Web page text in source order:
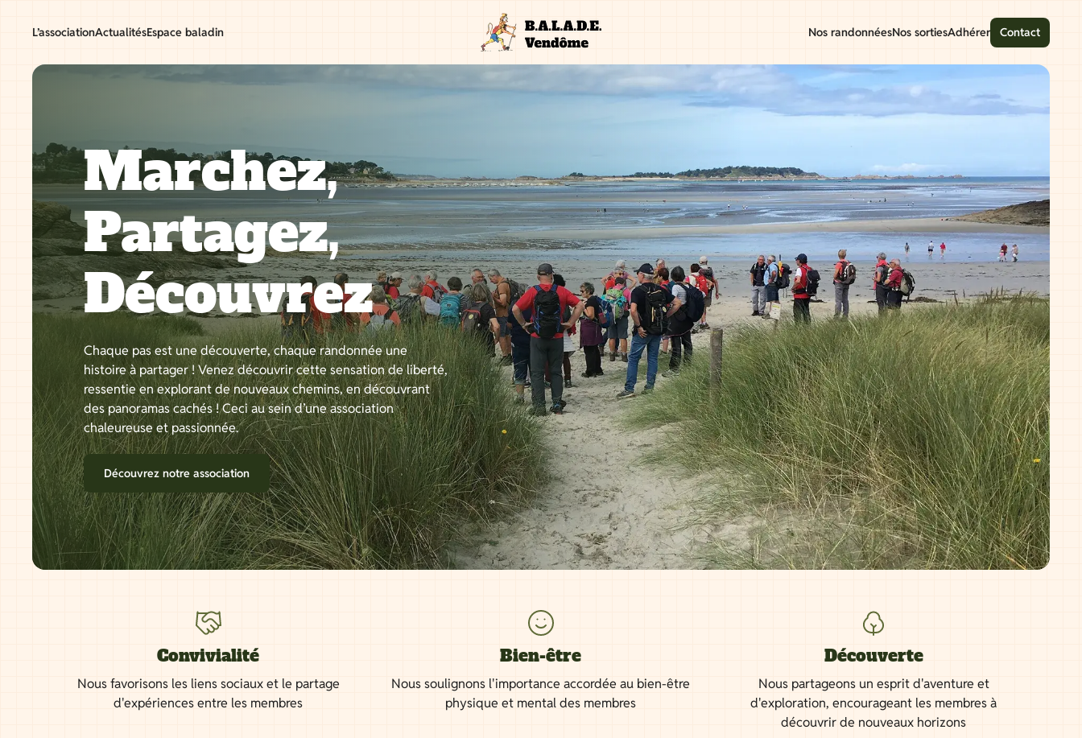
L’associationActualitésEspace baladin Nos randonnéesNos sortiesAdhérer Contact
Marchez,
Partagez,
Découvrez
Chaque pas est une découverte, chaque randonnée une
histoire à partager ! Venez découvrir cette sensation de liberté,
ressentie en explorant de nouveaux chemins, en découvrant
des panoramas cachés ! Ceci au sein d’une association
chaleureuse et passionnée.
Découvrez notre association
Convivialité
Nous favorisons les liens sociaux et le partage
d'expériences entre les membres
Bien-être
Nous soulignons l'importance accordée au bien-être
physique et mental des membres
Découverte
Nous partageons un esprit d'aventure et
d'exploration, encourageant les membres à
découvrir de nouveaux horizons